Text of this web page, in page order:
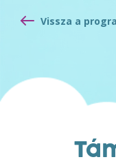
Vissza a